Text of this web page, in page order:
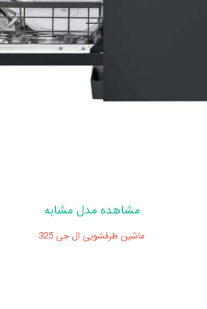
مشاهده مدل مشابه
ماشین ظرفشویی ال جی 325